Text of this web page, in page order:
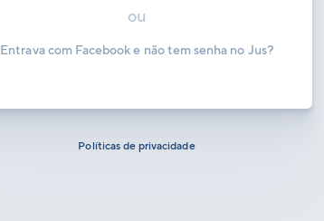
ou
Entrava com Facebook e não tem senha no Jus?
Políticas de privacidade